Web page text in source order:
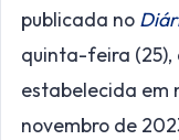
publicada no
quinta-feira (25),
estabelecida em
novembro de